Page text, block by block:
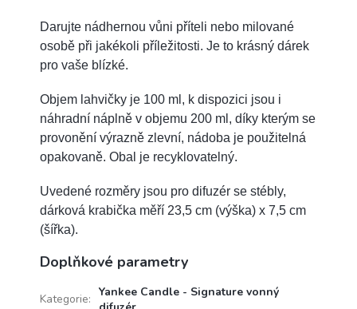
Darujte nádhernou vůni příteli nebo milované
osobě při jakékoli příležitosti. Je to krásný dárek
pro vaše blízké.
Objem lahvičky je 100 ml, k dispozici jsou i
náhradní náplně v objemu 200 ml, díky kterým se
provonění výrazně zlevní, nádoba je použitelná
opakovaně. Obal je recyklovatelný.
Uvedené rozměry jsou pro difuzér se stébly,
dárková krabička měří 23,5 cm (výška) x 7,5 cm
(šířka).
Doplňkové parametry
Kategorie: Yankee Candle - Signature vonný